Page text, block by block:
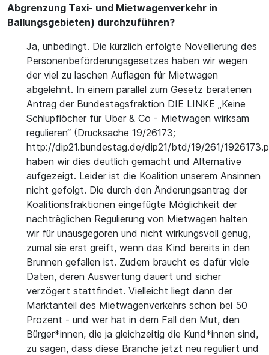
Abgrenzung Taxi- und Mietwagenverkehr in
Ballungsgebieten) durchzuführen?
Ja, unbedingt. Die kürzlich erfolgte Novellierung des
Personenbeförderungsgesetzes haben wir wegen
der viel zu laschen Auflagen für Mietwagen
abgelehnt. In einem parallel zum Gesetz beratenen
Antrag der Bundestagsfraktion DIE LINKE „Keine
Schlupflöcher für Uber & Co - Mietwagen wirksam
regulieren“ (Drucksache 19/26173;
http://dip21.bundestag.de/dip21/btd/19/261/
haben wir dies deutlich gemacht und Alternative
aufgezeigt. Leider ist die Koalition unserem Ansinnen
nicht gefolgt. Die durch den Änderungsantrag der
Koalitionsfraktionen eingefügte Möglichkeit der
nachträglichen Regulierung von Mietwagen halten
wir für unausgegoren und nicht wirkungsvoll genug,
zumal sie erst greift, wenn das Kind bereits in den
Brunnen gefallen ist. Zudem braucht es dafür viele
Daten, deren Auswertung dauert und sicher
verzögert stattfindet. Vielleicht liegt dann der
Marktanteil des Mietwagenverkehrs schon bei 50
Prozent - und wer hat in dem Fall den Mut, den
Bürger*innen, die ja gleichzeitig die Kund*innen sind,
zu sagen, dass diese Branche jetzt neu reguliert und